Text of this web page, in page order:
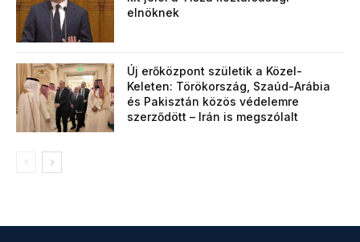
elnöknek
Új erőközpont születik a Közel-
Keleten: Törökország, Szaúd-Arábia
és Pakisztán közös védelemre
szerződött – Irán is megszólalt